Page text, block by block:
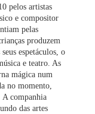
pelos artistas
e compositor
pelas
produzem
espetáculos, o
e teatro. As
mágica num
no momento,
companhia
das artes